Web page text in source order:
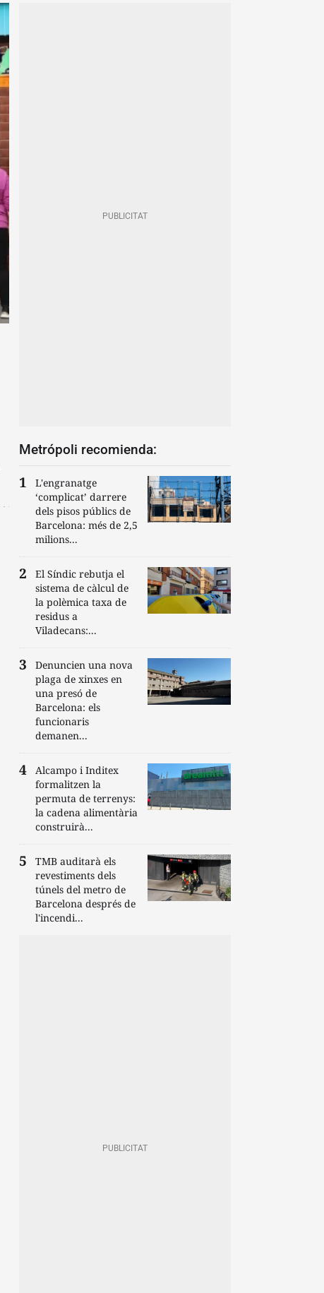
Metrópoli recomienda:
L'engranatge
‘complicat’ darrere
dels pisos públics de
Barcelona: més de 2,5
milions...
El Síndic rebutja el
sistema de càlcul de
la polèmica taxa de
residus a
Viladecans:...
Denuncien una nova
plaga de xinxes en
una presó de
Barcelona: els
funcionaris
demanen...
Alcampo i Inditex
formalitzen la
permuta de terrenys:
la cadena alimentària
construirà...
TMB auditarà els
revestiments dels
túnels del metro de
Barcelona després de
l'incendi...